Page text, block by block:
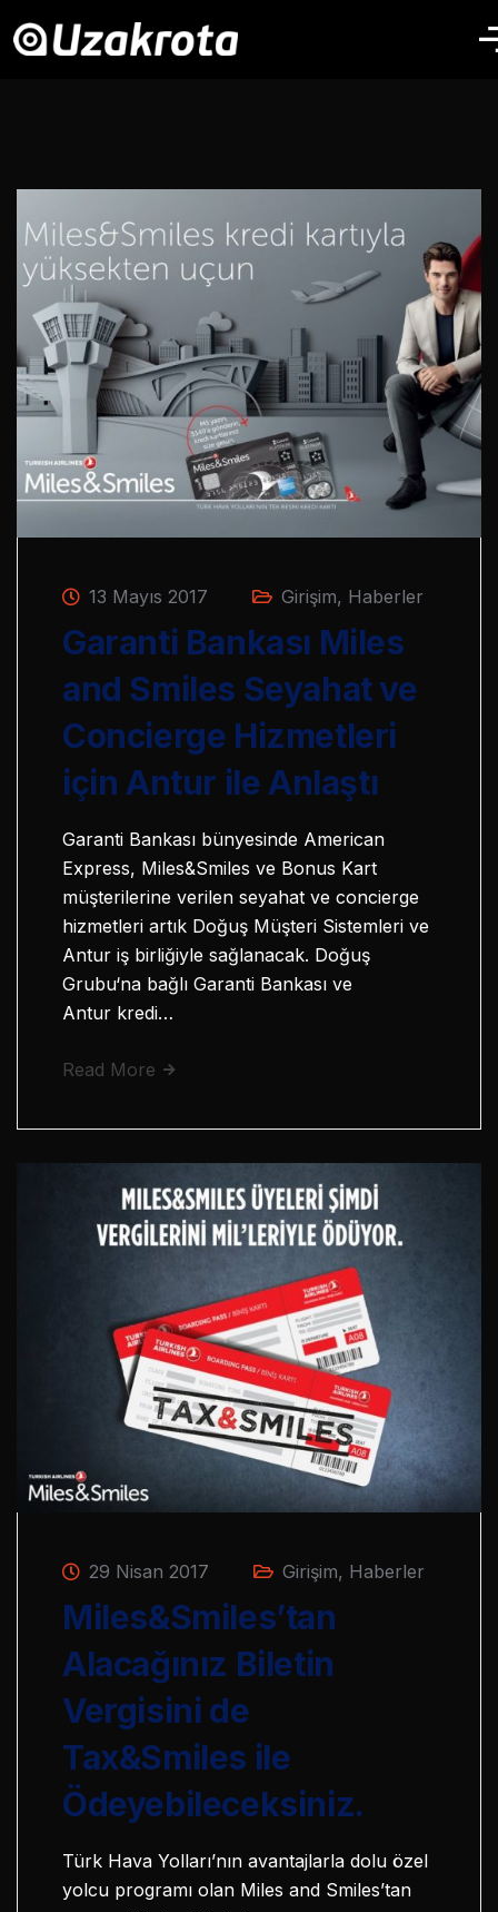
13 Mayıs 2017 Girişim, Haberler
Garanti Bankası Miles
and Smiles Seyahat ve
Concierge Hizmetleri
için Antur ile Anlaştı
Garanti Bankası bünyesinde American
Express, Miles&Smiles ve Bonus Kart
müşterilerine verilen seyahat ve concierge
hizmetleri artık Doğuş Müşteri Sistemleri ve
Antur iş birliğiyle sağlanacak. Doğuş
Grubu‘na bağlı Garanti Bankası ve
Antur kredi…
Read More
29 Nisan 2017 Girişim, Haberler
Miles&Smiles’tan
Alacağınız Biletin
Vergisini de
Tax&Smiles ile
Ödeyebileceksiniz.
Türk Hava Yolları’nın avantajlarla dolu özel
yolcu programı olan Miles and Smiles’tan